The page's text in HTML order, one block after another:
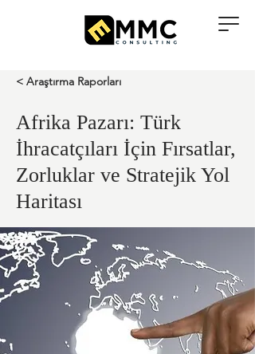
< Araştırma Raporları
Afrika Pazarı: Türk
İhracatçıları İçin Fırsatlar,
Zorluklar ve Stratejik Yol
Haritası